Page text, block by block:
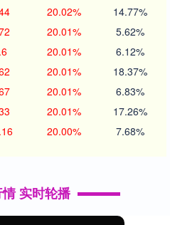
20.02% 14.77%
20.01% 5.62%
20.01% 6.12%
20.01% 18.37%
20.01% 6.83%
20.01% 17.26%
20.00% 7.68%
实时轮播